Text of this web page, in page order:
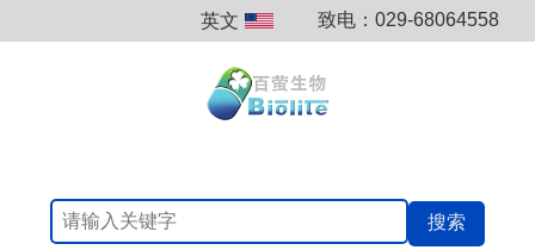
英文 致电：029-68064558
搜索